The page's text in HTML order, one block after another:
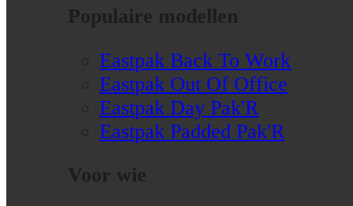
Populaire modellen
Eastpak Back To Work
Eastpak Out Of Office
Eastpak Day Pak'R
Eastpak Padded Pak'R
Voor wie